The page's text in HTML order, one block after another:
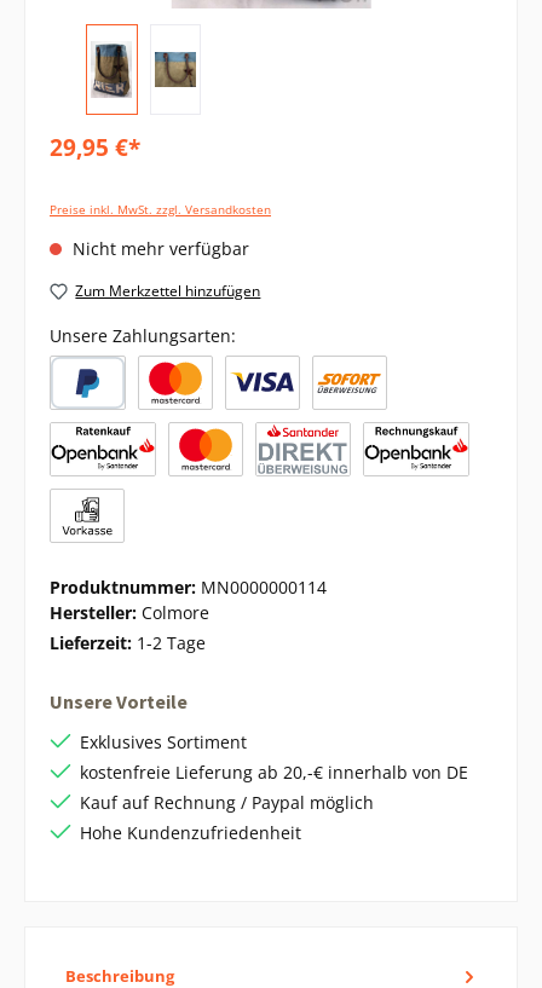
29,95 €*
Preise inkl. MwSt. zzgl. Versandkosten
Nicht mehr verfügbar
Zum Merkzettel hinzufügen
Unsere Zahlungsarten:
Produktnummer: MN0000000114
Hersteller: Colmore
Lieferzeit: 1-2 Tage
Unsere Vorteile
Exklusives Sortiment
kostenfreie Lieferung ab 20,-€ innerhalb von DE
Kauf auf Rechnung / Paypal möglich
Hohe Kundenzufriedenheit
Beschreibung